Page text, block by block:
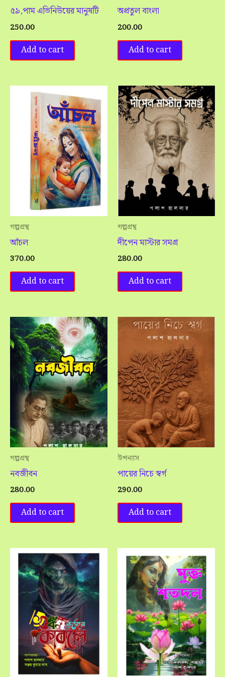
৫৯,পাম এভিনিউয়ের মানুষটি
250.00
Add to cart
অপ্রতুল বাংলা
200.00
Add to cart
গল্পগ্রন্থ
আঁচল
370.00
Add to cart
গল্পগ্রন্থ
দীপেন মাস্টার সমগ্র
280.00
Add to cart
গল্পগ্রন্থ
নবজীবন
280.00
Add to cart
উপন্যাস
পায়ের নিচে স্বর্গ
290.00
Add to cart